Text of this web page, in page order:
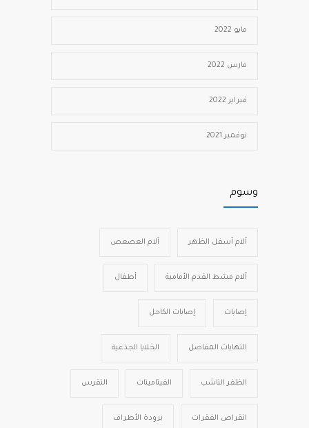
مايو 2022
مارس 2022
فبراير 2022
نوفمبر 2021
وسوم
آلام أسفل الظهر آلام العصعص
آلام مشط القدم الأمامية أطفال
إصابات إصابات الكاحل
التهابات المفاصل الخلايا الجذعية
الظفر الناشب الفيتامينات النقرس
انقراص الفقرات برودة الأطراف